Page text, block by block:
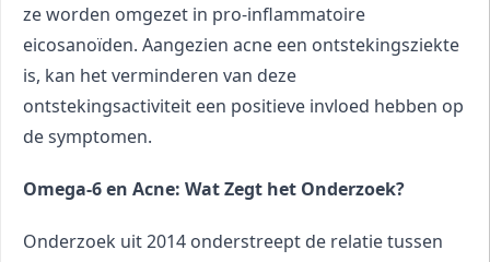
ze worden omgezet in pro-inflammatoire
eicosanoïden. Aangezien acne een ontstekingsziekte
is, kan het verminderen van deze
ontstekingsactiviteit een positieve invloed hebben op
de symptomen.
Omega-6 en Acne: Wat Zegt het Onderzoek?
Onderzoek uit 2014 onderstreept de relatie tussen